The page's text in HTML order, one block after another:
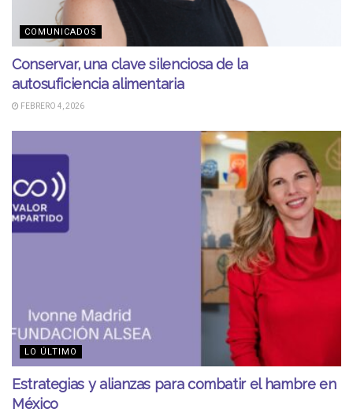
COMUNICADOS
Conservar, una clave silenciosa de la
autosuficiencia alimentaria
FEBRERO 4, 2026
LO ÚLTIMO
Estrategias y alianzas para combatir el hambre en
México